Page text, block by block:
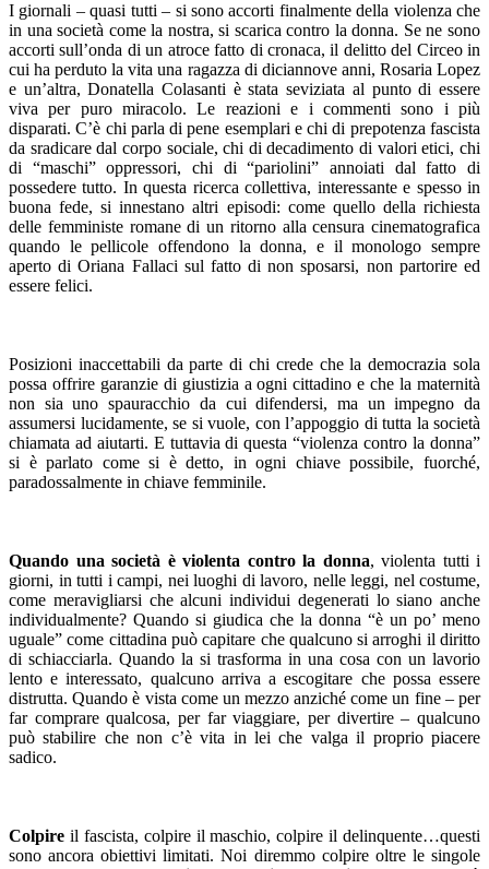
I giornali – quasi tutti – si sono accorti finalmente della violenza che
in una società come la nostra, si scarica contro la donna. Se ne sono
accorti sull’onda di un atroce fatto di cronaca, il delitto del Circeo in
cui ha perduto la vita una ragazza di diciannove anni, Rosaria Lopez
e un’altra, Donatella Colasanti è stata seviziata al punto di essere
viva per puro miracolo. Le reazioni e i commenti sono i più
disparati. C’è chi parla di pene esemplari e chi di prepotenza fascista
da sradicare dal corpo sociale, chi di decadimento di valori etici, chi
di “maschi” oppressori, chi di “pariolini” annoiati dal fatto di
possedere tutto. In questa ricerca collettiva, interessante e spesso in
buona fede, si innestano altri episodi: come quello della richiesta
delle femministe romane di un ritorno alla censura cinematografica
quando le pellicole offendono la donna, e il monologo sempre
aperto di Oriana Fallaci sul fatto di non sposarsi, non partorire ed
essere felici.
Posizioni inaccettabili da parte di chi crede che la democrazia sola
possa offrire garanzie di giustizia a ogni cittadino e che la maternità
non sia uno spauracchio da cui difendersi, ma un impegno da
assumersi lucidamente, se si vuole, con l’appoggio di tutta la società
chiamata ad aiutarti. E tuttavia di questa “violenza contro la donna”
si è parlato come si è detto, in ogni chiave possibile, fuorché,
paradossalmente in chiave femminile.
Quando una società è violenta contro la donna, violenta tutti i
giorni, in tutti i campi, nei luoghi di lavoro, nelle leggi, nel costume,
come meravigliarsi che alcuni individui degenerati lo siano anche
individualmente? Quando si giudica che la donna “è un po’ meno
uguale” come cittadina può capitare che qualcuno si arroghi il diritto
di schiacciarla. Quando la si trasforma in una cosa con un lavorio
lento e interessato, qualcuno arriva a escogitare che possa essere
distrutta. Quando è vista come un mezzo anziché come un fine – per
far comprare qualcosa, per far viaggiare, per divertire – qualcuno
può stabilire che non c’è vita in lei che valga il proprio piacere
sadico.
Colpire il fascista, colpire il maschio, colpire il delinquente…questi
sono ancora obiettivi limitati. Noi diremmo colpire oltre le singole